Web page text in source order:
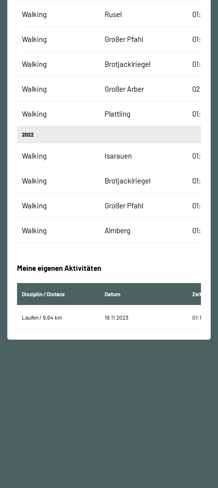
Walking Rusel
Walking Großer Pfahl
Walking Brotjacklriegel 01:16:11
Walking Großer Arber
Walking Plattling
2022
Walking Isarauen
Walking Brotjacklriegel
Walking Großer Pfahl
Walking Almberg
Meine eigenen Aktivitäten
Disziplin / Distanz Datum Zeit
Laufen / 9,64 km 19.11.2023 01:11:37